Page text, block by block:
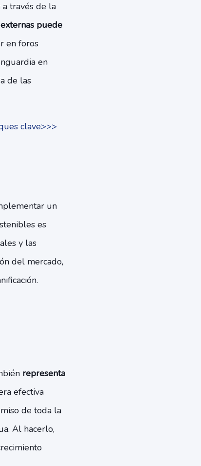
través de la
puede
en foros
en
de las
clave>>>
un
es
y las
del mercado,
representa
efectiva
de toda la
Al hacerlo,